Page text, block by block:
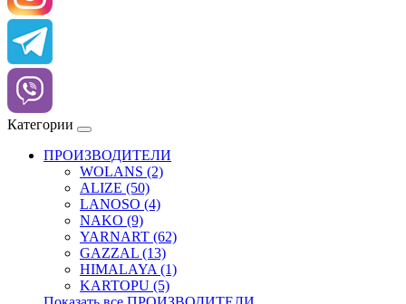
Категории
ПРОИЗВОДИТЕЛИ
WOLANS (2)
ALIZE (50)
LANOSO (4)
NAKO (9)
YARNART (62)
GAZZAL (13)
HIMALAYA (1)
KARTOPU (5)